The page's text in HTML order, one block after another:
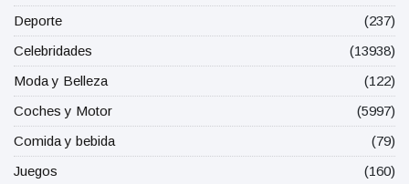
Deporte
(237)
Celebridades
(13938)
Moda y Belleza
(122)
Coches y Motor
(5997)
Comida y bebida
(79)
Juegos
(160)